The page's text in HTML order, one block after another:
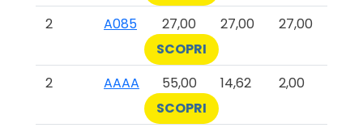
2
A085 27,00 27,00
27,00
SCOPRI
2
AAAA 55,00 14,62
2,00
SCOPRI